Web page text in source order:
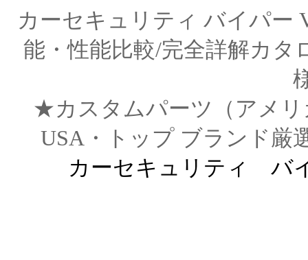
カーセキュリティ バイパー
能・性能比較/完全詳解カタ
★カスタムパーツ（アメリ
USA・トップ ブランド厳
カーセキュリティ バ